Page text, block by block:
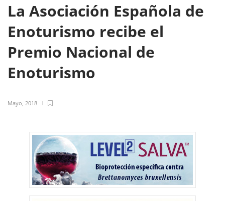
La Asociación Española de
Enoturismo recibe el
Premio Nacional de
Enoturismo
Mayo, 2018